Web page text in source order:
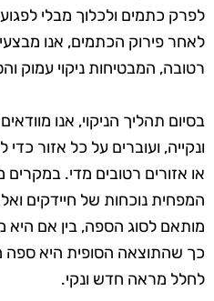
לפרק כתמים ולכלוך מבלי
לאחר פירוק הכתמים, אנו
רטובה, המבטיחות ניקוי עמוק
בסיום תהליך הניקוי, אנו
ונקייה, ועוברים על כל אזור כדי
או אזורים רטובים מדי. במקרים
המפחית נוכחות של חיידקים
מותאם לסוג הספה, בין אם היא
כך שהתוצאה הסופית היא ספה
לחלל מראה חדש ונקי.